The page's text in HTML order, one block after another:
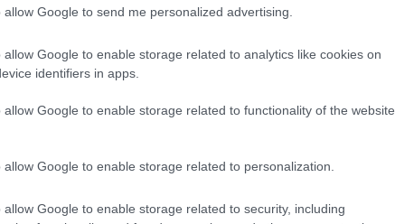
allow Google to send me personalized advertising.
allow Google to enable storage related to analytics like cookies on
identifiers in apps.
allow Google to enable storage related to functionality of the website
allow Google to enable storage related to personalization.
allow Google to enable storage related to security, including
Román Sándor